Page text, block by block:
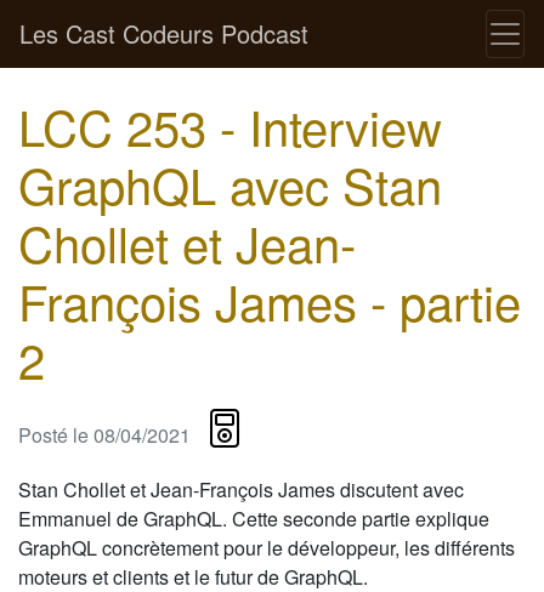
Les Cast Codeurs Podcast
LCC 253 - Interview
GraphQL avec Stan
Chollet et Jean-
François James - partie
2
Posté le08/04/2021
Stan Chollet et Jean-François James discutent avec
Emmanuel de GraphQL. Cette seconde partie explique
GraphQL concrètement pour le développeur, les différents
moteurs et clients et le futur de GraphQL.